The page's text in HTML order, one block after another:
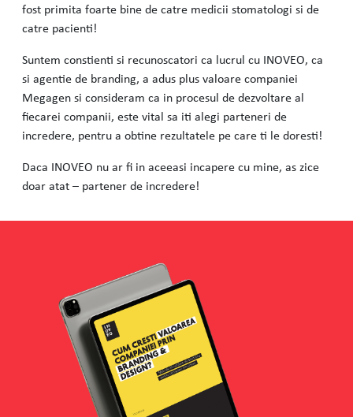
fost primita foarte bine de catre medicii stomatologi si de
catre pacienti!
Suntem constienti si recunoscatori ca lucrul cu INOVEO, ca
si agentie de branding, a adus plus valoare companiei
Megagen si consideram ca in procesul de dezvoltare al
fiecarei companii, este vital sa iti alegi parteneri de
incredere, pentru a obtine rezultatele pe care ti le doresti!
Daca INOVEO nu ar fi in aceeasi incapere cu mine, as zice
doar atat – partener de incredere!